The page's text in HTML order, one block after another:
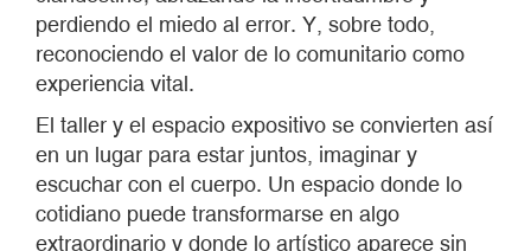
perdiendo el miedo al error. Y, sobre todo,
reconociendo el valor de lo comunitario como
experiencia vital.
El taller y el espacio expositivo se convierten así
en un lugar para estar juntos, imaginar y
escuchar con el cuerpo. Un espacio donde lo
cotidiano puede transformarse en algo
extraordinario y donde lo artístico aparece sin